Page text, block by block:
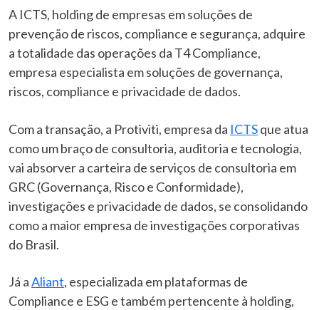
A ICTS, holding de empresas em soluções de
prevenção de riscos, compliance e segurança, adquire
a totalidade das operações da T4 Compliance,
empresa especialista em soluções de governança,
riscos, compliance e privacidade de dados.
Com a transação, a Protiviti, empresa da ICTSque atua
como um braço de consultoria, auditoria e tecnologia,
vai absorver a carteira de serviços de consultoria em
GRC (Governança, Risco e Conformidade),
investigações e privacidade de dados, se consolidando
como a maior empresa de investigações corporativas
do Brasil.
Já aAliant, especializada em plataformas de
Compliance e ESG e também pertencente à holding,